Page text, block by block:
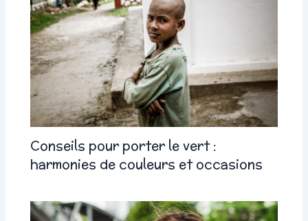
Conseils pour porter le vert :
harmonies de couleurs et occasions